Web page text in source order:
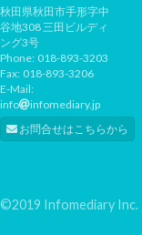
秋田県秋田市手形字中
谷地308 三田ビルディ
ング3号
Phone: 018-893-3203
Fax: 018-893-3206
E-Mail:
info
infomediary.jp
お問合せはこちらから
©2019 Infomediary Inc.